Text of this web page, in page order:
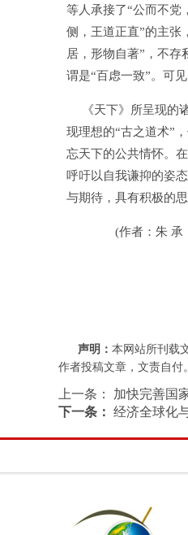
等人承接了“公而不党
侧，王道正直”的主张
居，形物自著”，不存
谓是“百虑一致”。可
《天下》所呈现的诸
现理想的“古之道术”
忘天下的公共情怀。
呼吁以自我谦抑的姿
与期待，具有积极的思
(作者：朱 承，系
声明： 本网站所刊载
作者投稿文章，文责自付
上一条：
加快完善国
下一条： 经济全球化